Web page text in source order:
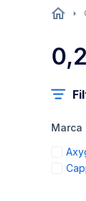
Marca